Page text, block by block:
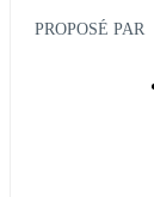
PROPOSÉ PAR